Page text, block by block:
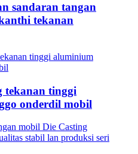
sandaran tangan
tekanan
tekanan tinggi
onderdil mobil